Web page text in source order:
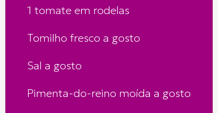
1 tomate em rodelas
Tomilho fresco a gosto
Sal a gosto
Pimenta-do-reino moída a gosto